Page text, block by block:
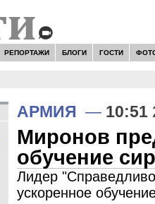
РЕПОРТАЖИ БЛОГИ ГОСТИ
АРМИЯ — 10:51
Миронов
обучение
Лидер
ускоренное